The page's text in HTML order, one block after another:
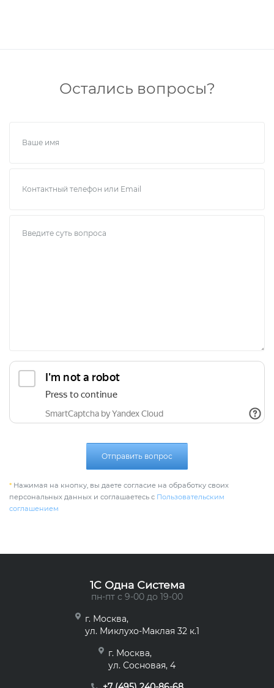
Остались вопросы?
Отправить вопрос
* Нажимая на кнопку, вы даете согласие на обработку своих
персональных данных и соглашаетесь с Пользовательским
соглашением
1C Одна Система
пн-пт с 9-00 до 19-00
г. Москва,
ул. Миклухо-Маклая 32 к.1
г. Москва,
ул. Сосновая, 4